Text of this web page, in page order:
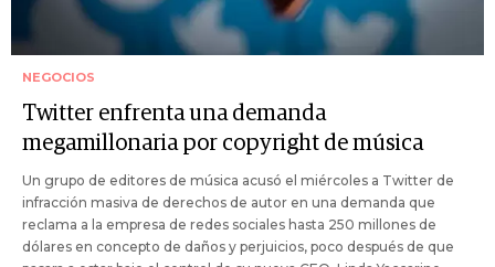
NEGOCIOS
Twitter enfrenta una demanda
megamillonaria por copyright de música
Un grupo de editores de música acusó el miércoles a Twitter de
infracción masiva de derechos de autor en una demanda que
reclama a la empresa de redes sociales hasta 250 millones de
dólares en concepto de daños y perjuicios, poco después de que